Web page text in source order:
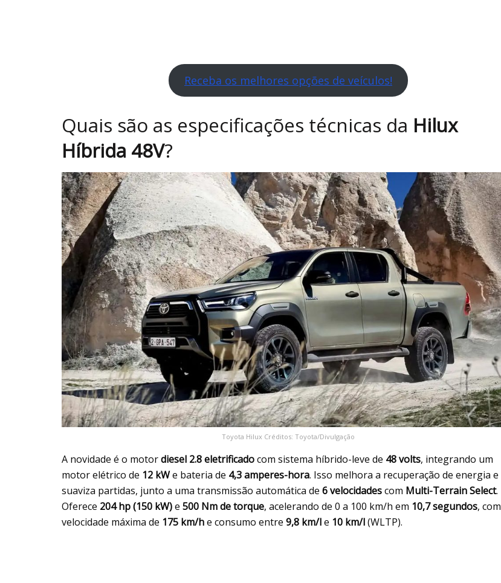
Receba os melhores opções de veículos!
Quais são as especificações técnicas da Hilux
Híbrida 48V?
Toyota Hilux Créditos: Toyota/Divulgação
A novidade é o motordiesel 2.8 eletrificadocom sistema híbrido-leve de 48 volts, integrando um
motor elétrico de 12 kWe bateria de 4,3 amperes-hora. Isso melhora a recuperação de energia e
suaviza partidas, junto a uma transmissão automática de 6 velocidadescom Multi-Terrain Select.
Oferece 204 hp (150 kW)e 500 Nm de torque, acelerando de 0 a 100 km/h em 10,7 segundos, com
velocidade máxima de 175 km/he consumo entre 9,8 km/le 10 km/l(WLTP).